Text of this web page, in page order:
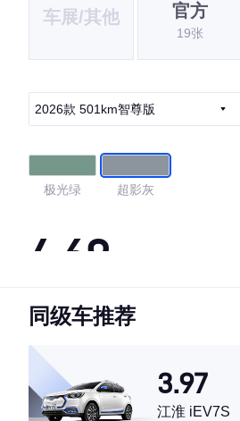
车展/其他 官方
19张
2026款 501km智尊版
极光绿 超影灰
4.69
·外观表现一般，低于52%同级车
·空间表现较为优秀，优于61%同级车
同级车推荐
3.97
江淮 iEV7S